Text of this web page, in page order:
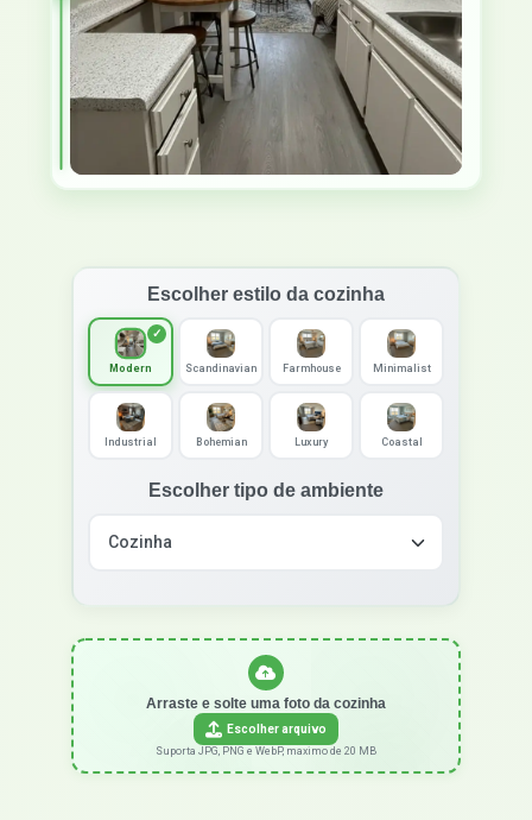
Escolher estilo da cozinha
Modern Scandinavian Farmhouse Minimalist
Industrial Bohemian Luxury Coastal
Escolher tipo de ambiente
Arraste e solte uma foto da cozinha
Escolher arquivo
Suporta JPG, PNG e WebP, maximo de 20 MB